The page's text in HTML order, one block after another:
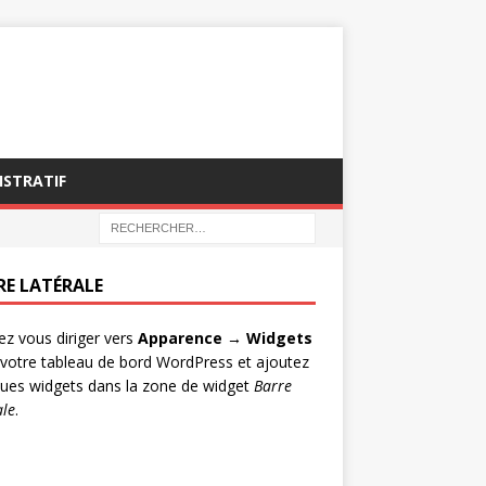
LATÉRALE
vous diriger vers Apparence → Widgets
tableau de bord WordPress et ajoutez
widgets dans la zone de widget Barre
.